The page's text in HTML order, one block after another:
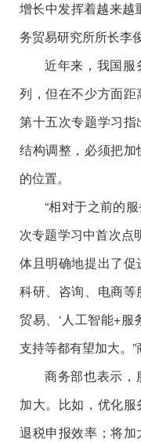
增长中发挥着越来越
务贸易研究所所长李
近年来，我国服
列，但在不少方面
第十五次专题学习
结构调整，必须把
的位置。
“相对于之前的
次专题学习中首次点
体且明确地提出了
科研、咨询、电商
贸易、‘人工智能+服
支持等都有望加大。”
商务部也表示，
加大。比如，优化
退税申报效率；将